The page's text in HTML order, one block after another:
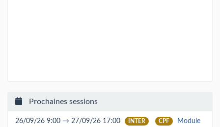
Prochaines sessions
26/09/26 9:00 → 27/09/26 17:00 INTER CPF
Module